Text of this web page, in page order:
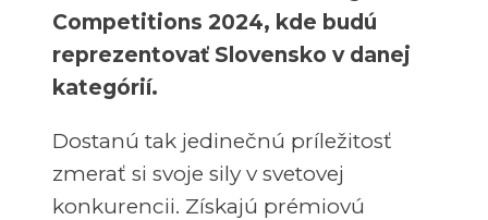
Competitions 2024, kde budú
reprezentovať Slovensko v danej
kategórií.
Dostanú tak jedinečnú príležitosť
zmerať si svoje sily v svetovej
konkurencii. Získajú prémiovú